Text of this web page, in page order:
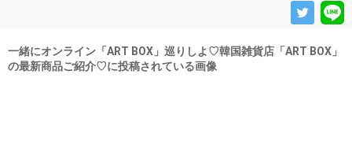
一緒にオンライン「ART BOX」巡りしよ♡韓国雑貨店「ART BOX」
の最新商品ご紹介♡に投稿されている画像